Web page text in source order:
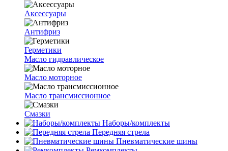
Аксессуары
Антифриз
Герметики
Масло гидравлическое
Масло моторное
Масло трансмиссионное
Смазки
Наборы/комплекты
Передняя стрела
Пневматические шины